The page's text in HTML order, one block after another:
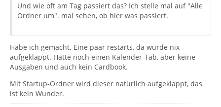
Und wie oft am Tag passiert das? Ich stelle mal auf "Alle
Ordner um". mal sehen, ob hier was passiert.
Habe ich gemacht. Eine paar restarts, da wurde nix
aufgeklappt. Hatte noch einen Kalender-Tab, aber keine
Ausgaben und auch kein Cardbook.
Mit Startup-Ordner wird dieser natürlich aufgeklappt, das
ist kein Wunder.